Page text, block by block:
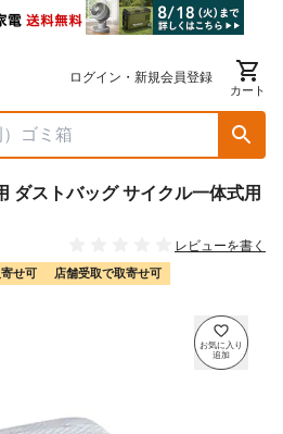
ログイン・新規会員登録
カート
ダストバッグ サイクル一体式用
レビューを書く
せ可 店舗受取で取寄せ可